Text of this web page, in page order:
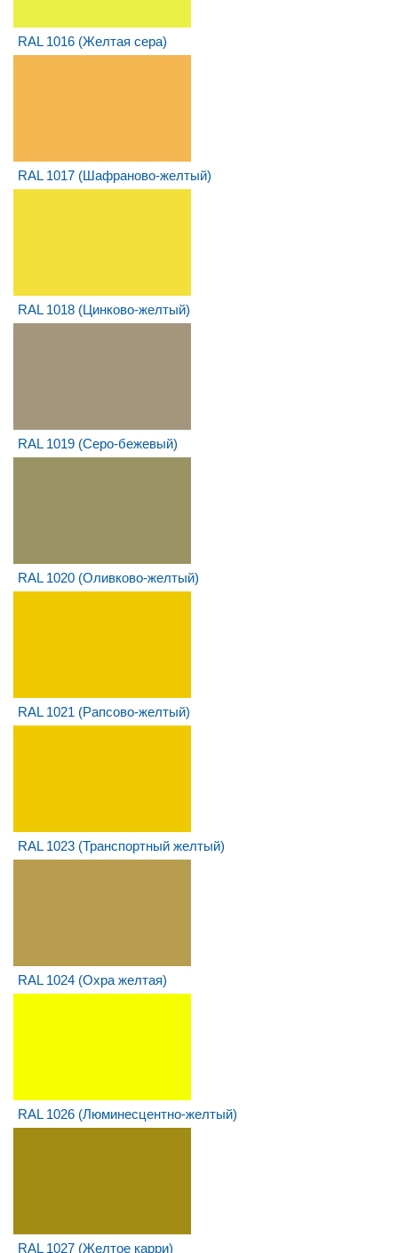
RAL 1016 (Желтая сера)
RAL 1017 (Шафраново-желтый)
RAL 1018 (Цинково-желтый)
RAL 1019 (Серо-бежевый)
RAL 1020 (Оливково-желтый)
RAL 1021 (Рапсово-желтый)
RAL 1023 (Транспортный желтый)
RAL 1024 (Охра желтая)
RAL 1026 (Люминесцентно-желтый)
RAL 1027 (Желтое карри)